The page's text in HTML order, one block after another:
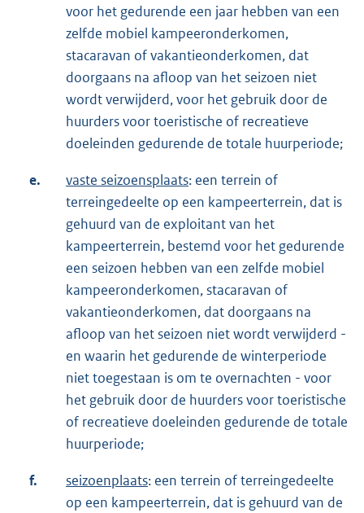
voor het gedurende een jaar hebben van een
zelfde mobiel kampeeronderkomen,
stacaravan of vakantieonderkomen, dat
doorgaans na afloop van het seizoen niet
wordt verwijderd, voor het gebruik door de
huurders voor toeristische of recreatieve
doeleinden gedurende de totale huurperiode;
e. vaste seizoensplaats: een terrein of
terreingedeelte op een kampeerterrein, dat is
gehuurd van de exploitant van het
kampeerterrein, bestemd voor het gedurende
een seizoen hebben van een zelfde mobiel
kampeeronderkomen, stacaravan of
vakantieonderkomen, dat doorgaans na
afloop van het seizoen niet wordt verwijderd -
en waarin het gedurende de winterperiode
niet toegestaan is om te overnachten - voor
het gebruik door de huurders voor toeristische
of recreatieve doeleinden gedurende de totale
huurperiode;
f. seizoenplaats: een terrein of terreingedeelte
op een kampeerterrein, dat is gehuurd van de